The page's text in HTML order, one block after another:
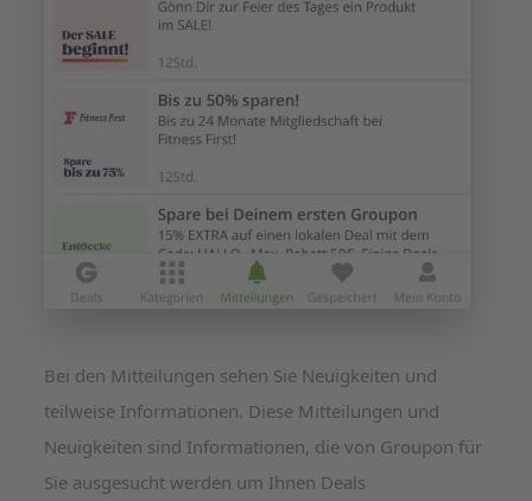
Bei den Mitteilungen sehen Sie Neuigkeiten und
teilweise Informationen. Diese Mitteilungen und
Neuigkeiten sind Informationen, die von Groupon für
Sie ausgesucht werden um Ihnen Deals